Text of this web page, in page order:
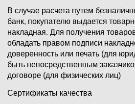
В случае расчета путем
банк, покупателю выдается
накладная. Для получения
обладать правом подписи
доверенность или печать (для
быть непосредственным
договоре (для физических лиц)
Сертификаты качества